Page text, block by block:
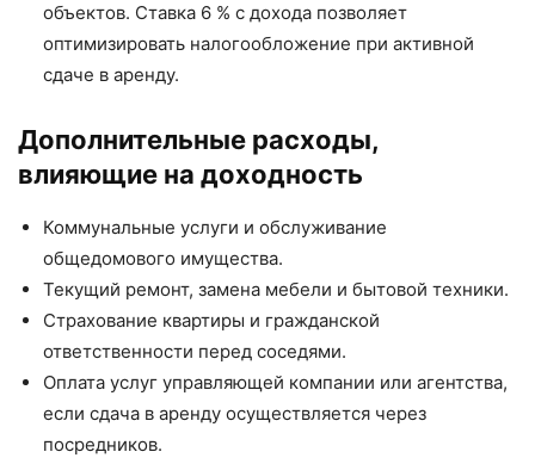
объектов. Ставка 6 % с дохода позволяет
оптимизировать налогообложение при активной
сдаче в аренду.
Дополнительные расходы,
влияющие на доходность
Коммунальные услуги и обслуживание
общедомового имущества.
Текущий ремонт, замена мебели и бытовой техники.
Страхование квартиры и гражданской
ответственности перед соседями.
Оплата услуг управляющей компании или агентства,
если сдача в аренду осуществляется через
посредников.